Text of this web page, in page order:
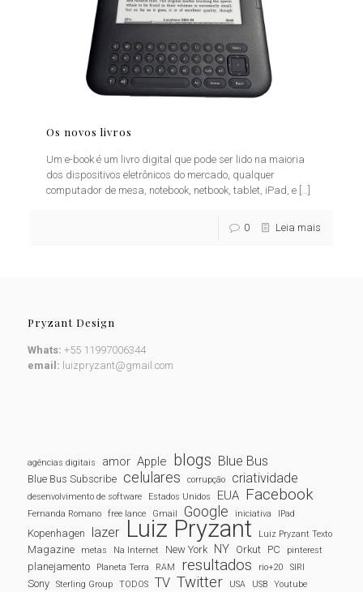
Os novos livros
Um e-book é um livro digital que pode ser lido na maioria
dos dispositivos eletrônicos do mercado, qualquer
computador de mesa, notebook, netbook, tablet, iPad, e […]
0 Leia mais
Pryzant Design
Whats: +55 11997006344
email: luizpryzant@gmail.com
agências digitais amor Apple blogs Blue Bus
Blue Bus Subscribe celulares corrupção criatividade
desenvolvimento de software Estados Unidos EUA Facebook
Fernanda Romano free lance Gmail Google iniciativa IPad
Kopenhagen lazer Luiz Pryzant Luiz Pryzant Texto
Magazine metas Na Internet New York NY Orkut PC pinterest
planejamento Planeta Terra RAM resultados rio+20 SIRI
Sony Sterling Group TODOS TV Twitter USA USB Youtube